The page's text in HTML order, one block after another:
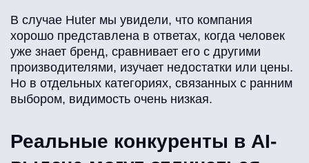
В случае Huter мы увидели, что компания
хорошо представлена в ответах, когда человек
уже знает бренд, сравнивает его с другими
производителями, изучает недостатки или цены.
Но в отдельных категориях, связанных с ранним
выбором, видимость очень низкая.
Реальные конкуренты в AI-